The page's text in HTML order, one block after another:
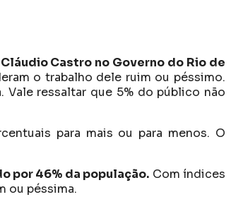
Castro no Governo do Rio de
o trabalho dele ruim ou péssimo.
Vale ressaltar que 5% do público não
para mais ou para menos. O
por 46% da população. Com índices
ou péssima.